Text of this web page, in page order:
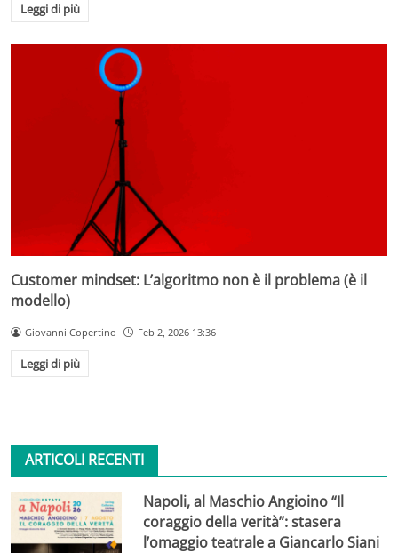
Leggi di più
Customer mindset: L’algoritmo non è il problema (è il
modello)
Giovanni Copertino Feb 2, 2026 13:36
Leggi di più
ARTICOLI RECENTI
Napoli, al Maschio Angioino “Il
coraggio della verità”: stasera
l’omaggio teatrale a Giancarlo Siani